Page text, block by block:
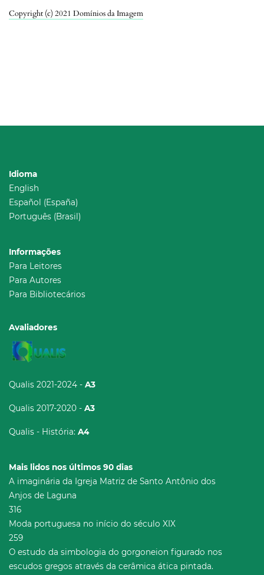
Copyright (c) 2021 Domínios da Imagem
Idioma
English
Español (España)
Português (Brasil)
Informações
Para Leitores
Para Autores
Para Bibliotecários
Avaliadores
Qualis 2021-2024 - A3
Qualis 2017-2020 - A3
Qualis - História: A4
Mais lidos nos últimos 90 dias
A imaginária da Igreja Matriz de Santo Antônio dos
Anjos de Laguna
316
Moda portuguesa no início do século XIX
259
O estudo da simbologia do gorgoneion figurado nos
escudos gregos através da cerâmica ática pintada.